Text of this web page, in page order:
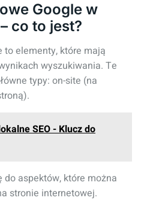
Google w
co to jest?
to elementy, które mają
wyszukiwania. Te
typy: on-site (na
SEO - Klucz do
do aspektów, które można
stronie internetowej.